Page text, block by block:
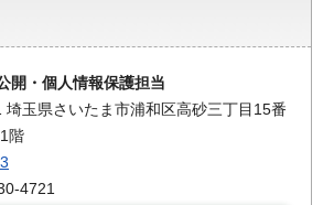
開・個人情報保護担当
玉県さいたま市浦和区高砂三丁目15番
階
4721